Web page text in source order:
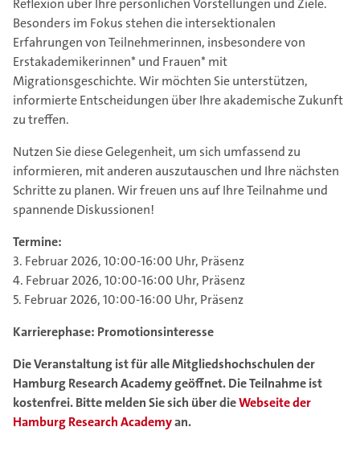
Reflexion über Ihre persönlichen Vorstellungen und Ziele.
Besonders im Fokus stehen die intersektionalen
Erfahrungen von Teilnehmerinnen, insbesondere von
Erstakademikerinnen* und Frauen* mit
Migrationsgeschichte. Wir möchten Sie unterstützen,
informierte Entscheidungen über Ihre akademische Zukunft
zu treffen.
Nutzen Sie diese Gelegenheit, um sich umfassend zu
informieren, mit anderen auszutauschen und Ihre nächsten
Schritte zu planen. Wir freuen uns auf Ihre Teilnahme und
spannende Diskussionen!
Termine:
3. Februar 2026, 10:00-16:00 Uhr, Präsenz
4. Februar 2026, 10:00-16:00 Uhr, Präsenz
5. Februar 2026, 10:00-16:00 Uhr, Präsenz
Karrierephase: Promotionsinteresse
Die Veranstaltung ist für alle Mitgliedshochschulen der
Hamburg Research Academy geöffnet. Die Teilnahme ist
kostenfrei. Bitte melden Sie sich über dieWebseite der
Hamburg Research Academyan.